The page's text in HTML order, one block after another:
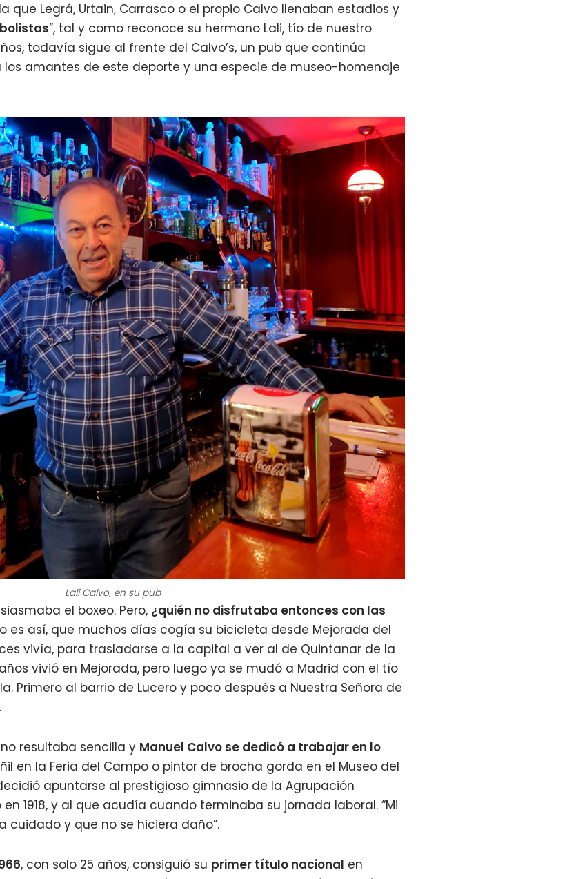
que Legrá, Urtain, Carrasco o el propio Calvo llenaban estadios y
”, tal y como reconoce su hermano Lali, tío de nuestro
todavía sigue al frente del Calvo’s, un pub que continúa
amantes de este deporte y una especie de museo-homenaje
Lali Calvo, en su pub
el boxeo. Pero, ¿quién no disfrutaba entonces con las
es así, que muchos días cogía su bicicleta desde Mejorada del
vivía, para trasladarse a la capital a ver al de Quintanar de la
años vivió en Mejorada, pero luego ya se mudó a Madrid con el tío
Primero al barrio de Lucero y poco después a Nuestra Señora de
no resultaba sencilla y Manuel Calvo se dedicó a trabajar en lo
en la Feria del Campo o pintor de brocha gorda en el Museo del
apuntarse al prestigioso gimnasio de laAgrupación
1918, y al que acudía cuando terminaba su jornada laboral. “Mi
cuidado y que no se hiciera daño”.
, con solo 25 años, consiguió su primer título nacional en